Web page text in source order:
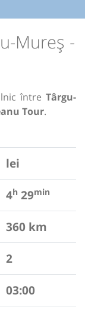
Mureș -
între Târgu-
Tour.
lei
4h 29min
360 km
2
03:00